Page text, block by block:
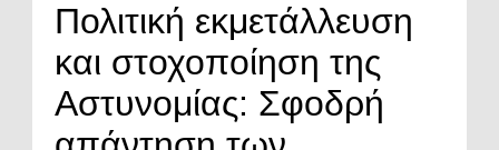
περιφέρεια»
Πολιτική εκμετάλλευση
και στοχοποίηση της
Αστυνομίας: Σφοδρή